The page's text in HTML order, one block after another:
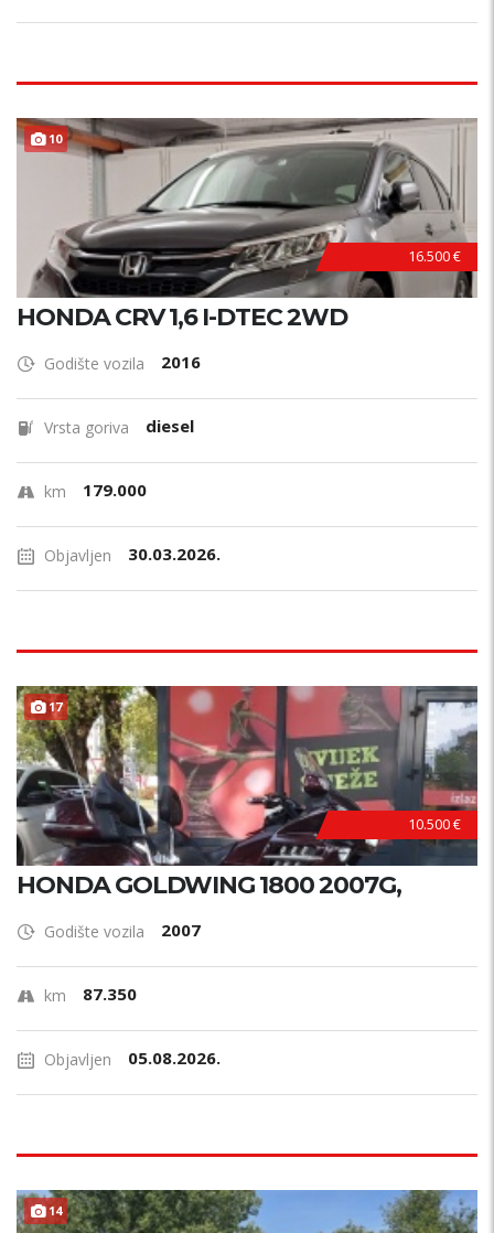
10
16.500 €
HONDA CRV 1,6 I-DTEC 2WD
Godište vozila 2016
Vrsta goriva diesel
km 179.000
Objavljen 30.03.2026.
17
10.500 €
HONDA GOLDWING 1800 2007G,
Godište vozila 2007
km 87.350
Objavljen 05.08.2026.
14